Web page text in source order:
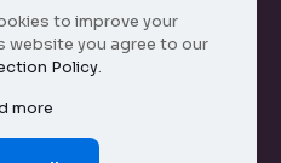
to improve your
website you agree to our
Policy.
more